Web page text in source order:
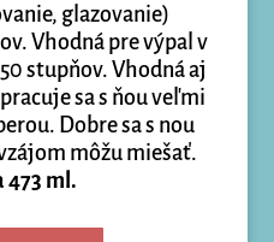
glazovanie)
Vhodná pre výpal v
stupňov. Vhodná aj
sa s ňou veľmi
Dobre sa s nou
môžu miešať.
473 ml.